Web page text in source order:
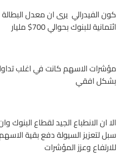
كون الفيدرالي يرى ان معدل
ائتمانية للبنوك بحوالي 700$ مليار
مؤشرات الاسهم كانت في اغلب
بشكل افقي
الا ان الانطباع الجيد لقطاع البنوك
سبل لتعزيز السيولة دفع بقية
للارتفاع وعزز المؤشرات